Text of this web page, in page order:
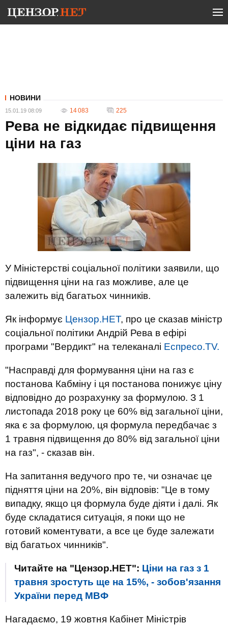
НОВИНИ
15.01.19 08:09 14 083 225
Рева не відкидає підвищення
ціни на газ
У Міністерстві соціальної політики заявили, що
підвищення ціни на газ можливе, але це
залежить від багатьох чинників.
Як інформує Цензор.НЕТ, про це сказав міністр
соціальної політики Андрій Рева в ефірі
програми "Вердикт" на телеканалі Еспресо.TV.
"Насправді для формування ціни на газ є
постанова Кабміну і ця постанова понижує ціну
відповідно до розрахунку за формулою. З 1
листопада 2018 року це 60% від загальної ціни,
яка є за формулою, ця формула передбачає з
1 травня підвищення до 80% від загальної ціни
на газ", - сказав він.
На запитання ведучого про те, чи означає це
підняття ціни на 20%, він відповів: "Це в тому
випадку, якщо ця формула буде діяти і далі. Як
буде складатися ситуація, я поки що не
готовий коментувати, а все це буде залежати
від багатьох чинників".
Читайте на "Цензор.НЕТ": Ціни на газ з 1
травня зростуть ще на 15%, - зобов'язання
України перед МВФ
Нагадаємо, 19 жовтня Кабінет Міністрів